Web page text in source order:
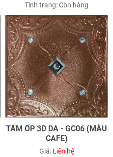
Tình trạng:Còn hàng
TẤM ỐP 3D DA - GC06 (MÀU
CAFE)
Giá: Liên hệ